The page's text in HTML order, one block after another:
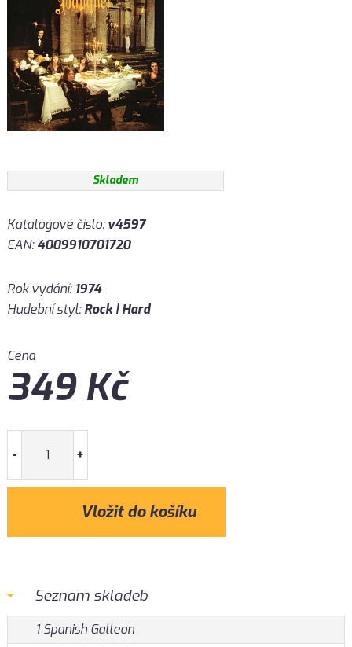
Skladem
Katalogové číslo:v4597
EAN:4009910701720
Rok vydání: 1974
Hudební styl:Rock | Hard
Cena
349Kč
- +
Seznam skladeb
1 Spanish Galleon